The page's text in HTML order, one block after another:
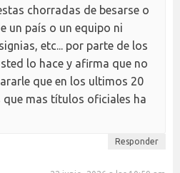
chorradas de besarse o
un país o un equipo ni
etc... por parte de los
lo hace y afirma que no
que en los ultimos 20
que mas títulos oficiales ha
Responder